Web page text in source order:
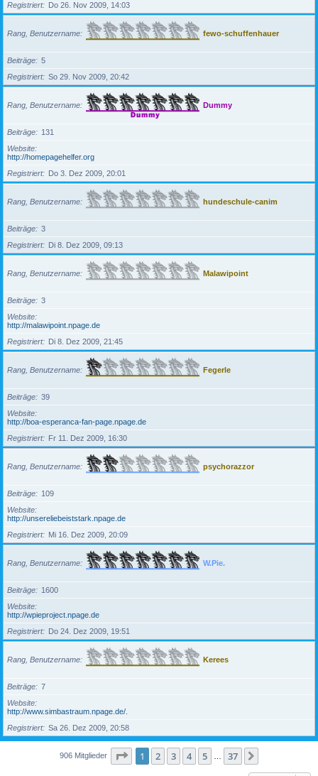
Registriert
Do 26. Nov 2009, 14:03
Rang, Benutzername fewo-schuffenhauer
Beiträge
5
Registriert
So 29. Nov 2009, 20:42
Rang, Benutzername Dummy
Beiträge
131
Website
http://homepagehelfer.org
Registriert
Do 3. Dez 2009, 20:01
Rang, Benutzername hundeschule-canim
Beiträge
3
Registriert
Di 8. Dez 2009, 09:13
Rang, Benutzername Malawipoint
Beiträge
3
Website
http://malawipoint.npage.de
Registriert
Di 8. Dez 2009, 21:45
Rang, Benutzername Fegerle
Beiträge
39
Website
http://boa-esperanca-fan-page.npage.de
Registriert
Fr 11. Dez 2009, 16:30
Rang, Benutzername psychorazzor
Beiträge
109
Website
http://unsereliebeiststark.npage.de
Registriert
Mi 16. Dez 2009, 20:09
Rang, Benutzername W.Pie.
Beiträge
1600
Website
http://wpieproject.npage.de
Registriert
Do 24. Dez 2009, 19:51
Rang, Benutzername Kerees
Beiträge
7
Website
http://www.simbastraum.npage.de/.
Registriert
Sa 26. Dez 2009, 20:58
906 Mitglieder Seite 1von 37
1 2 3 4 5 37